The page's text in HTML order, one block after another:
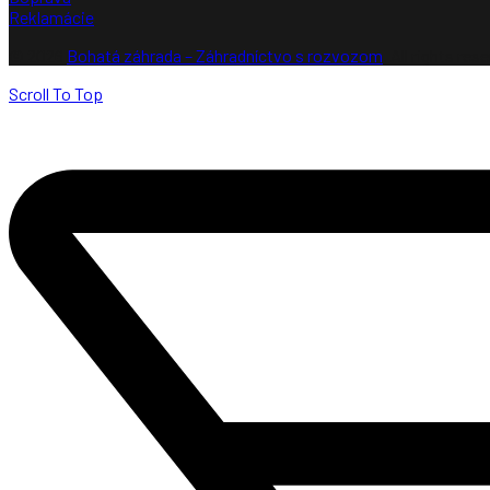
Reklamácie
Bohatá záhrada – Záhradníctvo s rozvozom
Scroll To Top